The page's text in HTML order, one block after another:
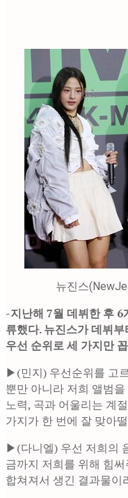
뉴진스
-지난해 7월 데뷔한 후
류했다. 뉴진스가 데뷔
우선 순위로 세 가지만
▶(민지) 우선순위를 고
뿐만 아니라 저희 앨범
노력, 곡과 어울리는 계
가지가 한 번에 잘 맞아
▶(다니엘) 우선 저희의
금까지 저희를 위해 힘
합쳐져서 생긴 결과물이